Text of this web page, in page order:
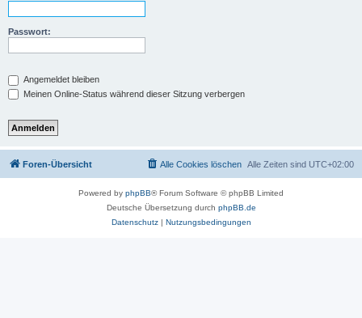
Passwort:
Angemeldet bleiben
Meinen Online-Status während dieser Sitzung verbergen
Foren-Übersicht Alle Zeiten sind UTC+02:00
Alle Cookies löschen
Powered by phpBB® Forum Software © phpBB Limited
Deutsche Übersetzung durch phpBB.de
Datenschutz| Nutzungsbedingungen